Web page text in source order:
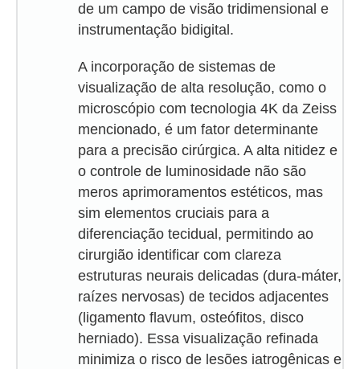
de um campo de visão tridimensional e
instrumentação bidigital.
A incorporação de sistemas de
visualização de alta resolução, como o
microscópio com tecnologia 4K da Zeiss
mencionado, é um fator determinante
para a precisão cirúrgica. A alta nitidez e
o controle de luminosidade não são
meros aprimoramentos estéticos, mas
sim elementos cruciais para a
diferenciação tecidual, permitindo ao
cirurgião identificar com clareza
estruturas neurais delicadas (dura-máter,
raízes nervosas) de tecidos adjacentes
(ligamento flavum, osteófitos, disco
herniado). Essa visualização refinada
minimiza o risco de lesões iatrogênicas e